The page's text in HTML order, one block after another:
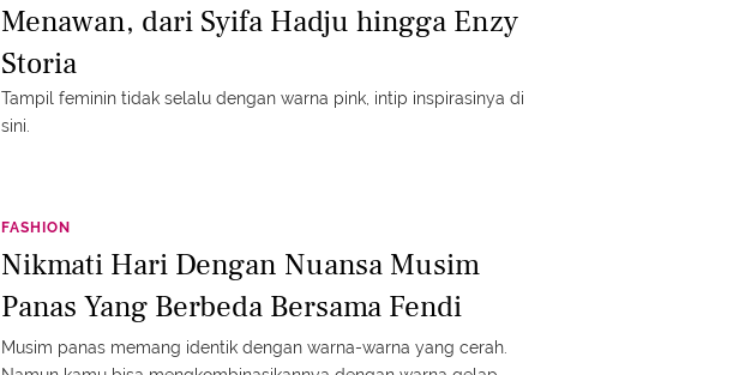
Menawan, dari Syifa Hadju hingga Enzy
Storia
Tampil feminin tidak selalu dengan warna pink, intip inspirasinya di
sini.
FASHION
Nikmati Hari Dengan Nuansa Musim
Panas Yang Berbeda Bersama Fendi
Musim panas memang identik dengan warna-warna yang cerah.